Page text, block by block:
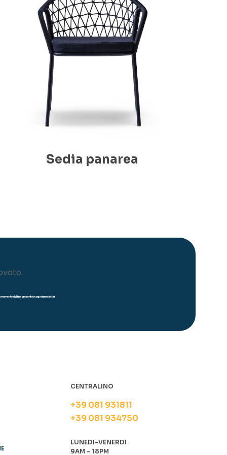
Sedia panarea
dal link presente in ogni newsletter
CENTRALINO
+39 081 931811
+39 081 934750
LUNEDI-VENERDI
9AM - 18PM